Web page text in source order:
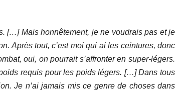
[…] Mais honnêtement, je ne voudrais pas et je
Après tout, c’est moi qui ai les ceintures, donc
oui, on pourrait s’affronter en super-légers.
requis pour les poids légers. […] Dans tous
Je n’ai jamais mis ce genre de choses dans